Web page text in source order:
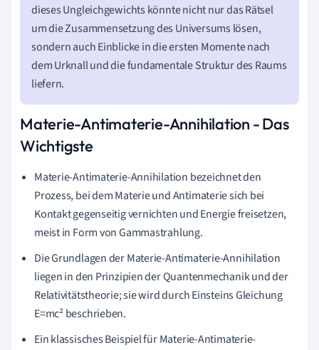
dieses Ungleichgewichts könnte nicht nur das Rätsel
um die Zusammensetzung des Universums lösen,
sondern auch Einblicke in die ersten Momente nach
dem Urknall und die fundamentale Struktur des Raums
liefern.
Materie-Antimaterie-Annihilation - Das
Wichtigste
Materie-Antimaterie-Annihilation bezeichnet den
Prozess, bei dem Materie und Antimaterie sich bei
Kontakt gegenseitig vernichten und Energie freisetzen,
meist in Form von Gammastrahlung.
Die Grundlagen der Materie-Antimaterie-Annihilation
liegen in den Prinzipien der Quantenmechanik und der
Relativitätstheorie; sie wird durch Einsteins Gleichung
E=mc² beschrieben.
Ein klassisches Beispiel für Materie-Antimaterie-